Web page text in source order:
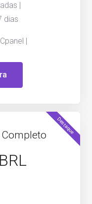
|
|
dias
Destaque